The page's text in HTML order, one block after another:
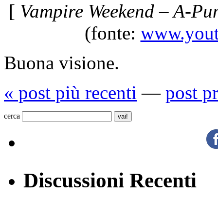
[ Vampire Weekend – A-
(fonte:
Buona visione.
« post più recenti — post
cerca
Discussioni Recenti